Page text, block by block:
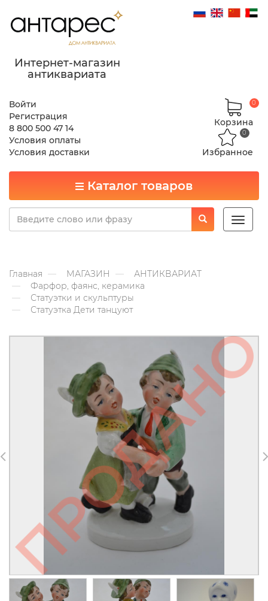
Интернет-магазин
антиквариата
Войти
Регистрация
8 800 500 47 14
Условия оплаты
Условия доставки
Корзина
0
Избранное
0
Каталог товаров
Toggle
Главная МАГАЗИН
АНТИКВАРИАТ
Фарфор, фаянс, керамика
Статуэтки и скульптуры
Статуэтка Дети танцуют